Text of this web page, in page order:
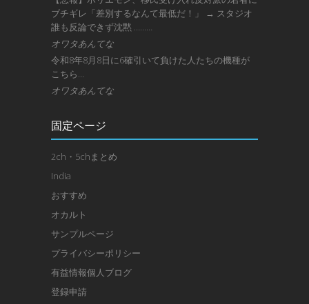
ブチギレ「差別するなんて最低だ！」 → スタジオ
誰も反論できず沈黙 ………
オワタあんてな
令和8年8月8日に6確引いて負けた人たちの機種が
こちら…
オワタあんてな
固定ページ
2ch・5chまとめ
India
おすすめ
オカルト
サンプルページ
プライバシーポリシー
有益情報個人ブログ
登録申請